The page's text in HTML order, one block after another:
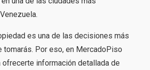
es una de las decisiones más
tomarás. Por eso, en MercadoPiso
ofrecerte información detallada de